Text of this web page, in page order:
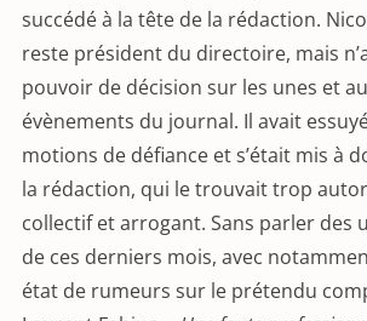
succédé à la tête de la rédaction.
reste président du directoire, mais
pouvoir de décision sur les unes et
évènements du journal. Il avait
motions de défiance et s’était mis à
la rédaction, qui le trouvait trop
collectif et arrogant. Sans parler des
de ces derniers mois, avec
état de rumeurs sur le prétendu